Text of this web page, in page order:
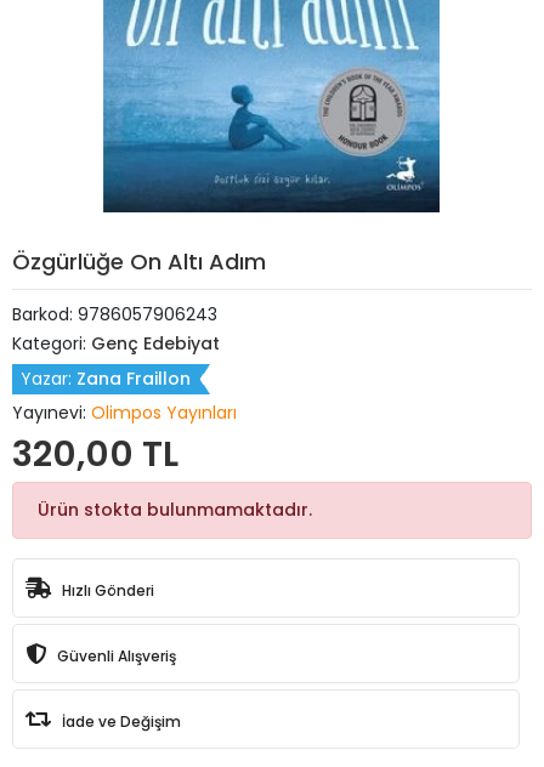
Özgürlüğe On Altı Adım
Barkod: 9786057906243
Kategori: Genç Edebiyat
Yazar: Zana Fraillon
Yayınevi: Olimpos Yayınları
320,00 TL
Ürün stokta bulunmamaktadır.
Hızlı Gönderi
Güvenli Alışveriş
İade ve Değişim